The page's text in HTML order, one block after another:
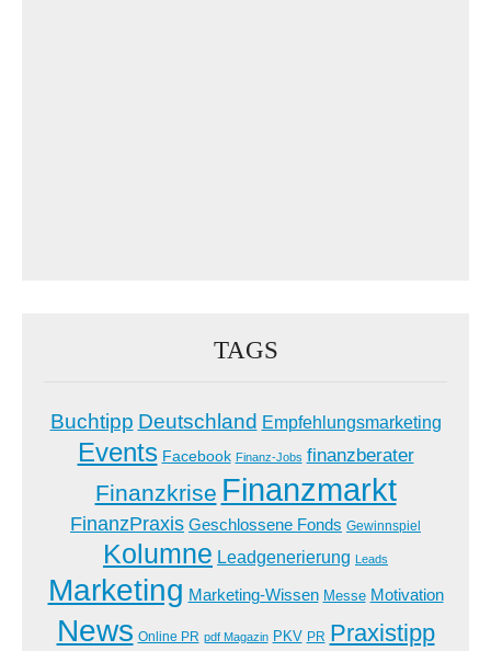
TAGS
Buchtipp Deutschland Empfehlungsmarketing
Events Facebook Finanz-Jobs finanzberater
Finanzkrise Finanzmarkt
FinanzPraxis Geschlossene Fonds Gewinnspiel
Kolumne Leadgenerierung Leads
Marketing Marketing-Wissen Messe Motivation
News Online PR pdf Magazin PKV PR Praxistipp